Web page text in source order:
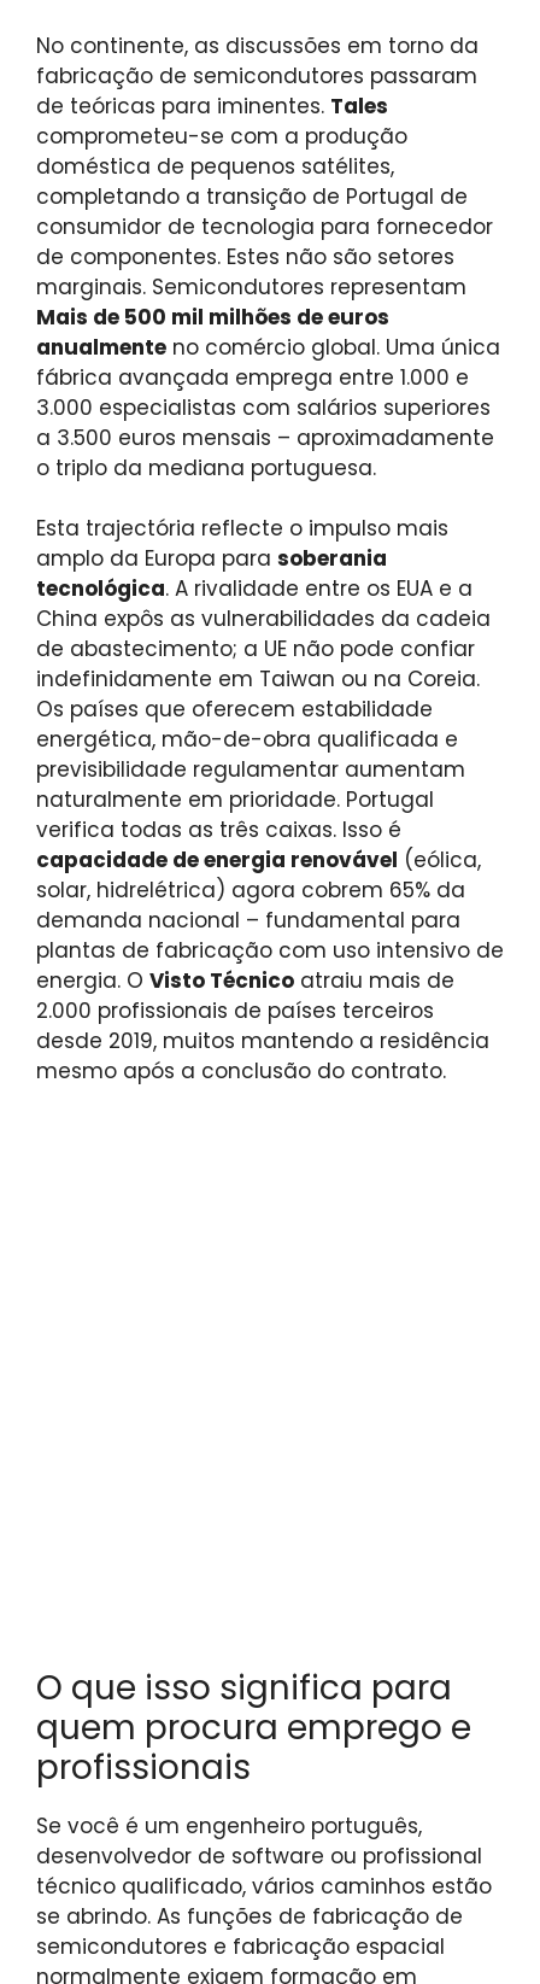
No continente, as discussões em torno da
fabricação de semicondutores passaram
de teóricas para iminentes. Tales
comprometeu-se com a produção
doméstica de pequenos satélites,
completando a transição de Portugal de
consumidor de tecnologia para fornecedor
de componentes. Estes não são setores
marginais. Semicondutores representam
Mais de 500 mil milhões de euros
anualmente no comércio global. Uma única
fábrica avançada emprega entre 1.000 e
3.000 especialistas com salários superiores
a 3.500 euros mensais – aproximadamente
o triplo da mediana portuguesa.
Esta trajectória reflecte o impulso mais
amplo da Europa para soberania
tecnológica. A rivalidade entre os EUA e a
China expôs as vulnerabilidades da cadeia
de abastecimento; a UE não pode confiar
indefinidamente em Taiwan ou na Coreia.
Os países que oferecem estabilidade
energética, mão-de-obra qualificada e
previsibilidade regulamentar aumentam
naturalmente em prioridade. Portugal
verifica todas as três caixas. Isso é
capacidade de energia renovável (eólica,
solar, hidrelétrica) agora cobrem 65% da
demanda nacional – fundamental para
plantas de fabricação com uso intensivo de
energia. O Visto Técnico atraiu mais de
2.000 profissionais de países terceiros
desde 2019, muitos mantendo a residência
mesmo após a conclusão do contrato.
O que isso significa para
quem procura emprego e
profissionais
Se você é um engenheiro português,
desenvolvedor de software ou profissional
técnico qualificado, vários caminhos estão
se abrindo. As funções de fabricação de
semicondutores e fabricação espacial
normalmente exigem formação em